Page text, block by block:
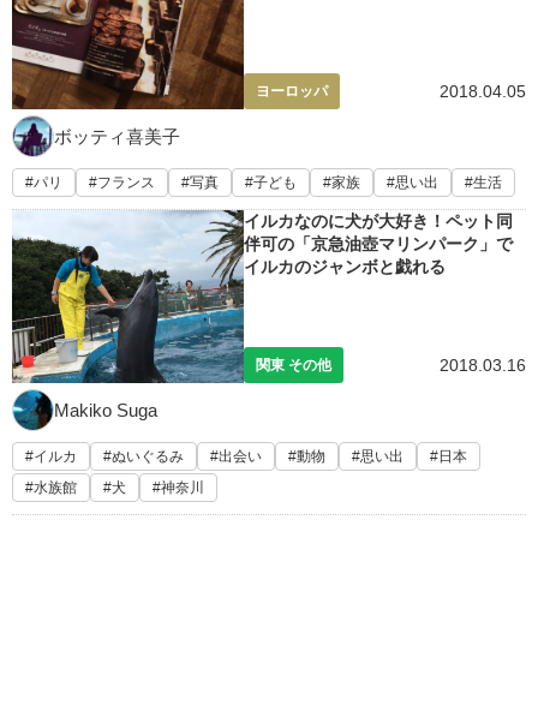
ヨーロッパ 2018.04.05
ボッティ喜美子
パリ フランス 写真 子ども 家族 思い出 生活
イルカなのに犬が大好き！ペット同
伴可の「京急油壺マリンパーク」で
イルカのジャンボと戯れる
関東 その他 2018.03.16
Makiko Suga
イルカ ぬいぐるみ 出会い 動物 思い出
日本
水族館
犬 神奈川